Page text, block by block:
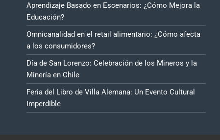
Aprendizaje Basado en Escenarios: ¿Cómo Mejora la
Educación?
Omnicanalidad en el retail alimentario: ¿Cómo afecta
a los consumidores?
Día de San Lorenzo: Celebración de los Mineros y la
Minería en Chile
Feria del Libro de Villa Alemana: Un Evento Cultural
Imperdible